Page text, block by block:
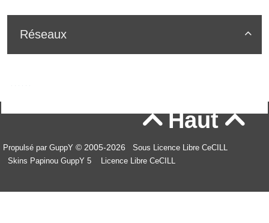

Réseaux
Haut
Propulsé par GuppY © 2005-2026
Sous Licence Libre CeCILL
Skins Papinou GuppY 5
Licence Libre CeCILL